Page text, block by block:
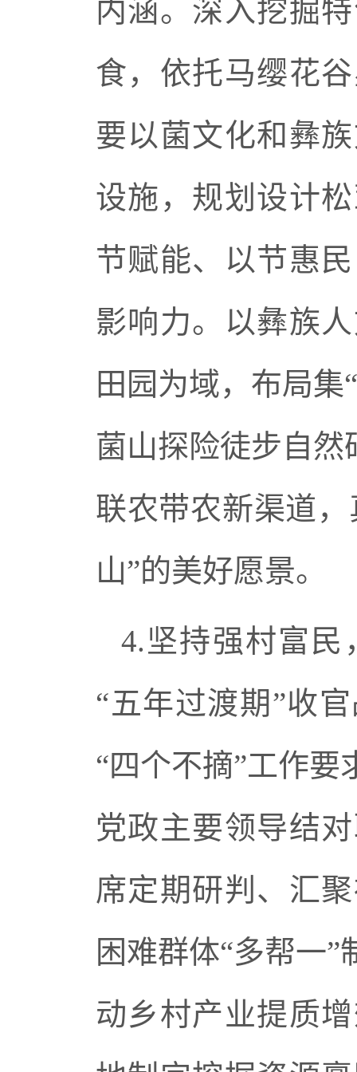
内涵。深入挖掘
食，依托马缨花
要以菌文化和彝
设施，规划设计
节赋能、以节惠
影响力。以彝族
田园为域，布局
菌山探险徒步自然
联农带农新渠道
山”的美好愿景。
4.坚持强村富民
“五年过渡期”收
“四个不摘”工作
党政主要领导结
席定期研判、汇
困难群体“多帮一
动乡村产业提质